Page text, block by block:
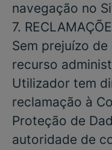
navegação no
7.
Sem prejuízo
recurso
Utilizador tem
reclamação à
Proteção de
autoridade de